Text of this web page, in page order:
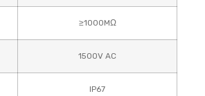
≥1000MΩ
1500V AC
IP67